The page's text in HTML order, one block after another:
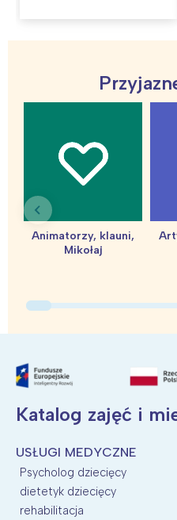
Animatorzy, klauni,
Mikołaj
Katalog zajęć i
USŁUGI MEDYCZNE
Psycholog dziecięcy
dietetyk dziecięcy
rehabilitacja